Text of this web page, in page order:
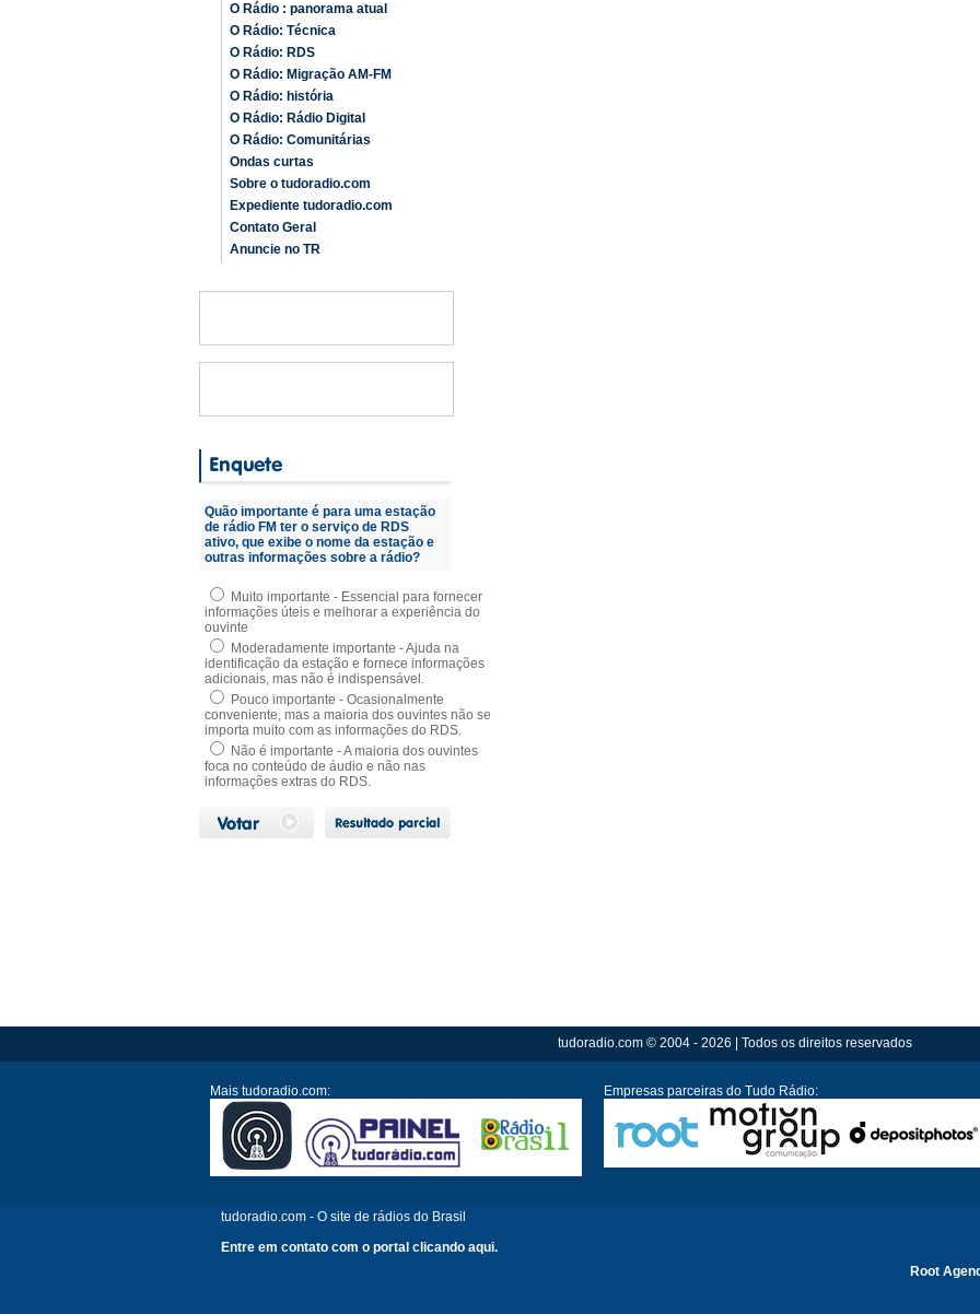
O Rádio : panorama atual
O Rádio: Técnica
O Rádio: RDS
O Rádio: Migração AM-FM
O Rádio: história
O Rádio: Rádio Digital
O Rádio: Comunitárias
Ondas curtas
Sobre o tudoradio.com
Expediente tudoradio.com
Contato Geral
Anuncie no TR
Quão importante é para uma estação
de rádio FM ter o serviço de RDS
ativo, que exibe o nome da estação e
outras informações sobre a rádio?
Muito importante - Essencial para fornecer
informações úteis e melhorar a experiência do
ouvinte
Moderadamente importante - Ajuda na
identificação da estação e fornece informações
adicionais, mas não é indispensável.
Pouco importante - Ocasionalmente
conveniente, mas a maioria dos ouvintes não se
importa muito com as informações do RDS.
Não é importante - A maioria dos ouvintes
foca no conteúdo de áudio e não nas
informações extras do RDS.
tudoradio.com © 2004 - 2026 | Todos os direitos reservados
Mais tudoradio.com: Empresas parceiras do Tudo Rádio:
tudoradio.com - O site de rádios do Brasil
Entre em contato com o portal clicando aqui.
Root